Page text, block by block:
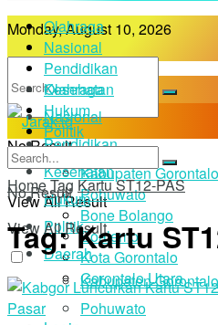
Monday, August 10, 2026
No Result
View All Result
Olahraga
Nasional
Pendidikan
Kesehatan
Hukum
Politik
Daerah
Kabupaten Gorontalo
Pohuwato
Bone Bolango
Boalemo
Kota Gorontalo
Gorontalo Utara
Olahraga
Nasional
Pendidikan
Kesehatan
Hukum
Politik
Daerah
Kabupaten Gorontalo
Pohuwato
No Result
View All Result
HomeTagKartu ST12-PAS
Tag:Kartu